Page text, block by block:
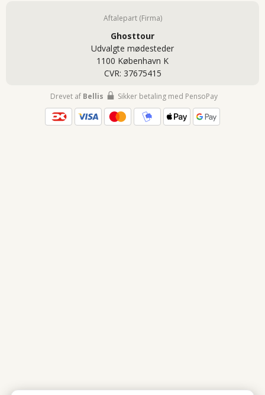
Aftalepart (Firma)
Ghosttour
Udvalgte mødesteder
1100 København K
CVR: 37675415
Drevet af Bellis Sikker betaling med PensoPay